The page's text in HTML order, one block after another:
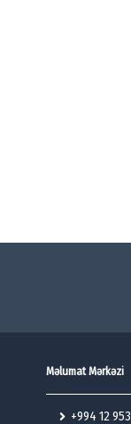
Məlumat Mərkəzi
+994 12 953